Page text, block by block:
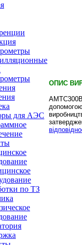
для АЭС
по ТЗ
ОПИС